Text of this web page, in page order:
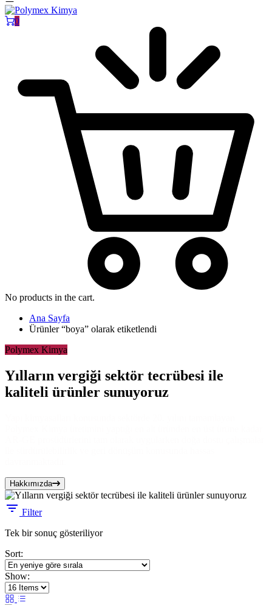
0
No products in the cart.
Ana Sayfa
Ürünler “boya” olarak etiketlendi
Polymex Kimya
Yılların vergiği sektör tecrübesi ile
kaliteli ürünler sunuyoruz
Hakkımızda
Filter
Tek bir sonuç gösteriliyor
Sort:
Show: